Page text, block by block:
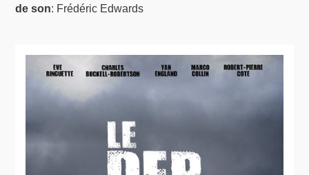
de son: Frédéric Edwards